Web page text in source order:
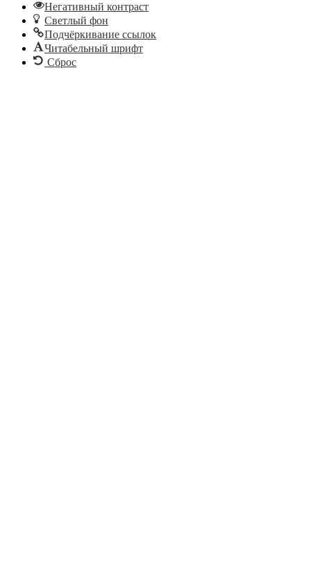
Негативный контраст
Светлый фон
Подчёркивание ссылок
Читабельный шрифт
Сброс